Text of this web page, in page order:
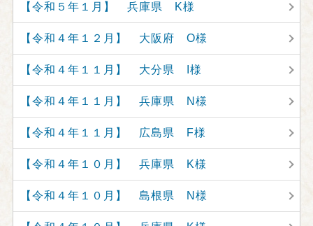
【令和５年１月】 兵庫県 K様
【令和４年１２月】 大阪府 O様
【令和４年１１月】 大分県 I様
【令和４年１１月】 兵庫県 N様
【令和４年１１月】 広島県 F様
【令和４年１０月】 兵庫県 K様
【令和４年１０月】 島根県 N様